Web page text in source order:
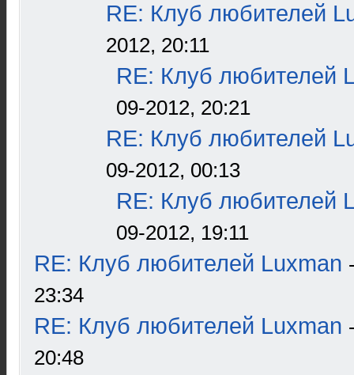
RE: Клуб любителей
2012, 20:11
RE: Клуб любителей
09-2012, 20:21
RE: Клуб любителей
09-2012, 00:13
RE: Клуб любителей
09-2012, 19:11
RE: Клуб любителей Luxman
23:34
RE: Клуб любителей Luxman
20:48